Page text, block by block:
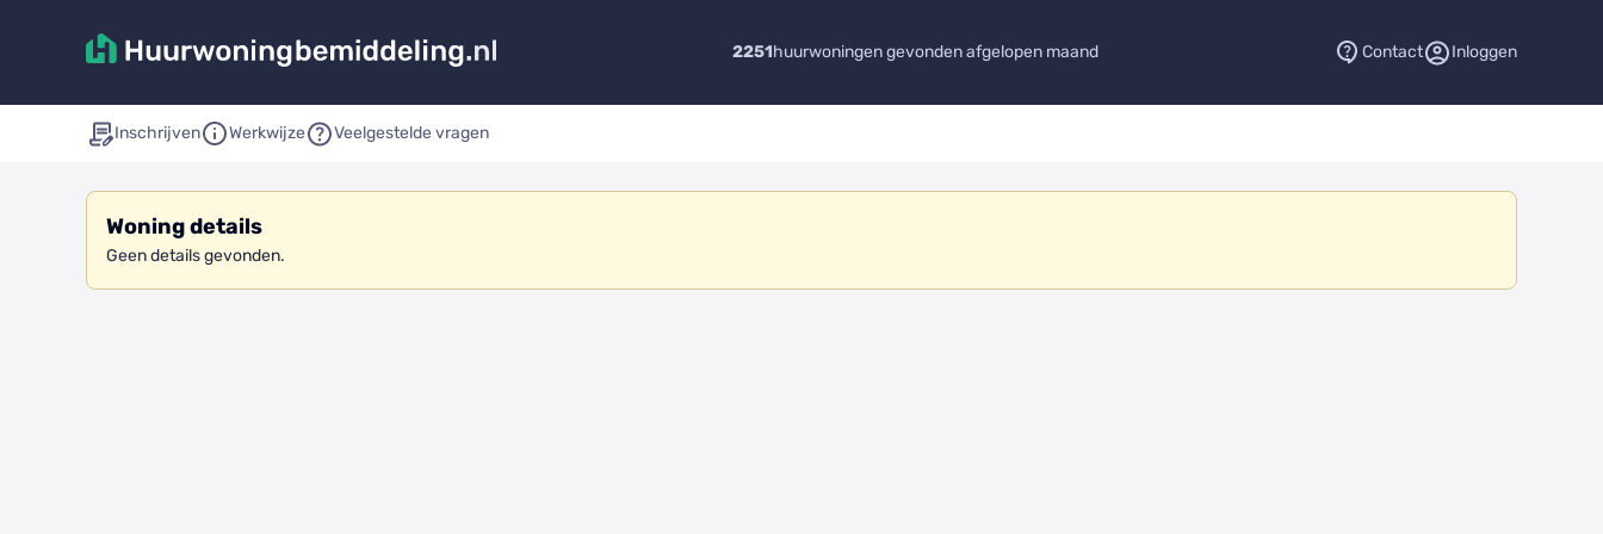
2251huurwoningen gevonden afgelopen maand Contact Inloggen
Inschrijven Werkwijze Veelgestelde vragen
Woning details
Geen details gevonden.